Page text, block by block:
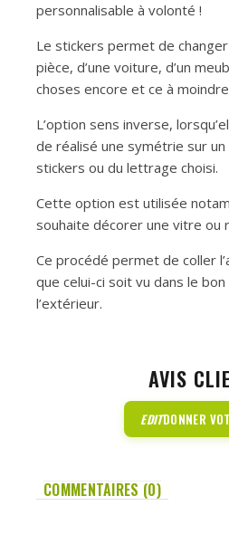
personnalisable à volonté !
Le stickers permet de changer
pièce, d’une voiture, d’un
choses encore et ce à
L’option sens inverse,
de réalisé une symétrie sur
stickers ou du lettrage choisi.
Cette option est utilisée
souhaite décorer une vitre ou
Ce procédé permet de coller
que celui-ci soit vu dans le
l’extérieur.
AVIS
EDITDONNER
COMMENTAIRES (0)